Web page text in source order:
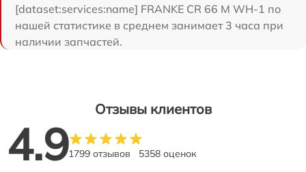
[dataset:services:name] FRANKE CR 66 M WH-1 по
нашей статистике в среднем занимает 3 часа при
наличии запчастей.
Отзывы клиентов
4.91799 отзывов 5358 оценок